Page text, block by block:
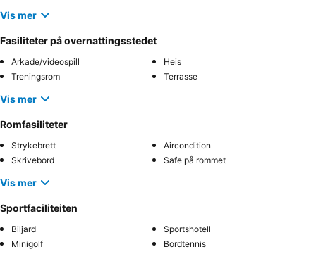
Vis mer
Fasiliteter på overnattingsstedet
Arkade/videospill
Heis
Treningsrom
Terrasse
Vis mer
Romfasiliteter
Strykebrett
Aircondition
Skrivebord
Safe på rommet
Vis mer
Sportfaciliteiten
Biljard
Sportshotell
Minigolf
Bordtennis